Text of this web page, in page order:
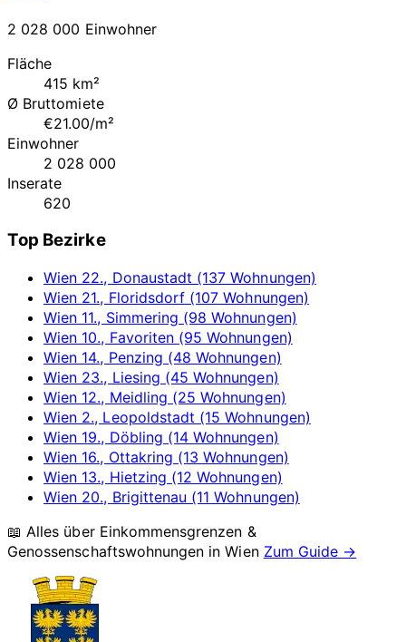
2 028 000 Einwohner
Fläche
415 km²
Ø Bruttomiete
€21.00/m²
Einwohner
2 028 000
Inserate
620
Top Bezirke
Wien 22., Donaustadt (137 Wohnungen)
Wien 21., Floridsdorf (107 Wohnungen)
Wien 11., Simmering (98 Wohnungen)
Wien 10., Favoriten (95 Wohnungen)
Wien 14., Penzing (48 Wohnungen)
Wien 23., Liesing (45 Wohnungen)
Wien 12., Meidling (25 Wohnungen)
Wien 2., Leopoldstadt (15 Wohnungen)
Wien 19., Döbling (14 Wohnungen)
Wien 16., Ottakring (13 Wohnungen)
Wien 13., Hietzing (12 Wohnungen)
Wien 20., Brigittenau (11 Wohnungen)
📖 Alles über Einkommensgrenzen &
Genossenschaftswohnungen inWien Zum Guide →